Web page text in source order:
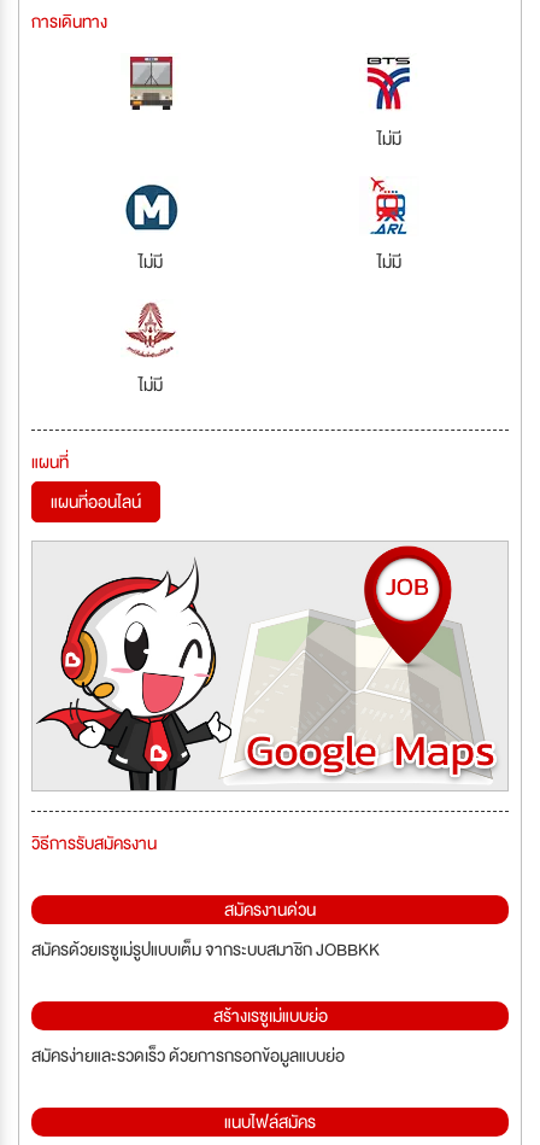
การเดินทาง
ไม่มี
ไม่มี ไม่มี
ไม่มี
แผนที่
แผนที่ออนไลน์
วิธีการรับสมัครงาน
สมัครงานด่วน
สมัครด้วยเรซูเม่รูปแบบเต็ม จากระบบสมาชิก JOBBKK
สร้างเรซูเม่แบบย่อ
สมัครง่ายและรวดเร็ว ด้วยการกรอกข้อมูลแบบย่อ
แนบไฟล์สมัคร